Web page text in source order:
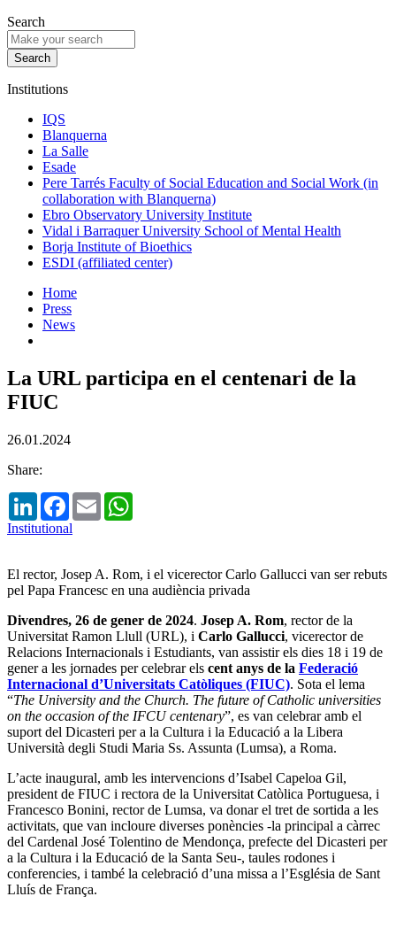
Search
Institutions
IQS
Blanquerna
La Salle
Esade
Pere Tarrés Faculty of Social Education and Social Work (in
collaboration with Blanquerna)
Ebro Observatory University Institute
Vidal i Barraquer University School of Mental Health
Borja Institute of Bioethics
ESDI (affiliated center)
Home
Press
News
La URL participa en el centenari de la
FIUC
26.01.2024
Share:
LinkedInFacebook
Email
Institutional
El rector, Josep A. Rom, i el vicerector Carlo Gallucci van ser rebuts
pel Papa Francesc en una audiència privada
Divendres, 26 de gener de 2024. Josep A. Rom, rector de la
Universitat Ramon Llull (URL), i Carlo Gallucci, vicerector de
Relacions Internacionals i Estudiants, van assistir els dies 18 i 19 de
gener a les jornades per celebrar els cent anys de la Federació
Internacional d’Universitats Catòliques (FIUC). Sota el lema
“The University and the Church. The future of Catholic universities
on the occasion of the IFCU centenary”, es van celebrar amb el
suport del Dicasteri per a la Cultura i la Educació a la Libera
Università degli Studi Maria Ss. Assunta (Lumsa), a Roma.
L’acte inaugural, amb les intervencions d’Isabel Capeloa Gil,
president de FIUC i rectora de la Universitat Catòlica Portuguesa, i
Francesco Bonini, rector de Lumsa, va donar el tret de sortida a les
activitats, que van incloure diverses ponències -la principal a càrrec
del Cardenal José Tolentino de Mendonça, prefecte del Dicasteri per
a la Cultura i la Educació de la Santa Seu-, taules rodones i
conferencies, i també la celebració d’una missa a l’Església de Sant
Lluís de França.